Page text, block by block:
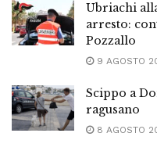
Ubriachi
arresto:
Pozzallo
9 AGOSTO
Scippo a
ragusano
8 AGOSTO